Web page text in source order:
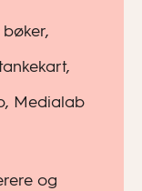
Medialab
og